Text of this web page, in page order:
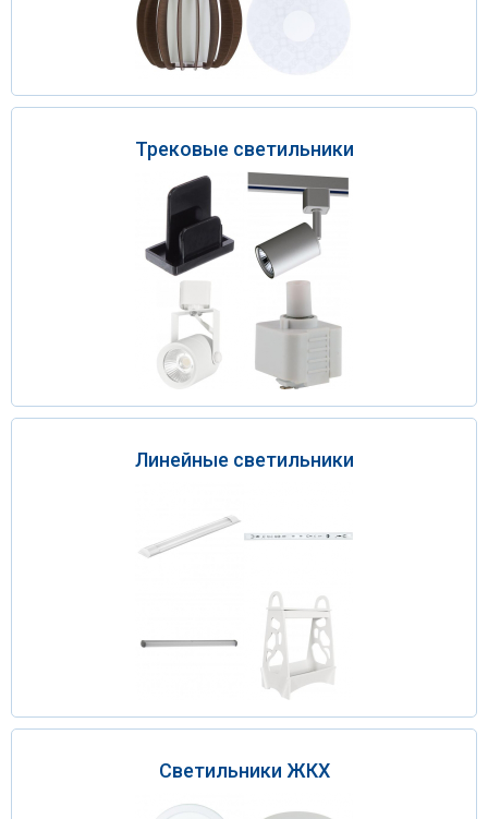
Трековые светильники
Линейные светильники
Светильники ЖКХ